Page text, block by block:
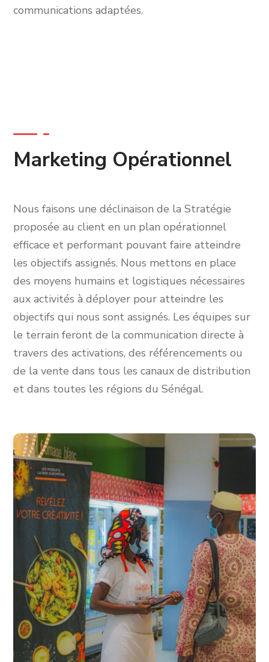
communications adaptées.
Marketing Opérationnel
Nous faisons une déclinaison de la Stratégie
proposée au client en un plan opérationnel
efficace et performant pouvant faire atteindre
les objectifs assignés. Nous mettons en place
des moyens humains et logistiques nécessaires
aux activités à déployer pour atteindre les
objectifs qui nous sont assignés. Les équipes sur
le terrain feront de la communication directe à
travers des activations, des référencements ou
de la vente dans tous les canaux de distribution
et dans toutes les régions du Sénégal.